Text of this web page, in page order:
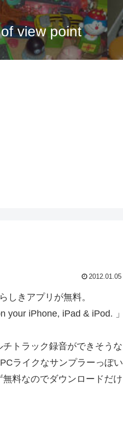
view point
2012.01.05
きアプリが無料。
your iPhone, iPad & iPod. 」
トラック録音ができそうな
ライクなサンプラーっぽい
料なのでダウンロードだけ